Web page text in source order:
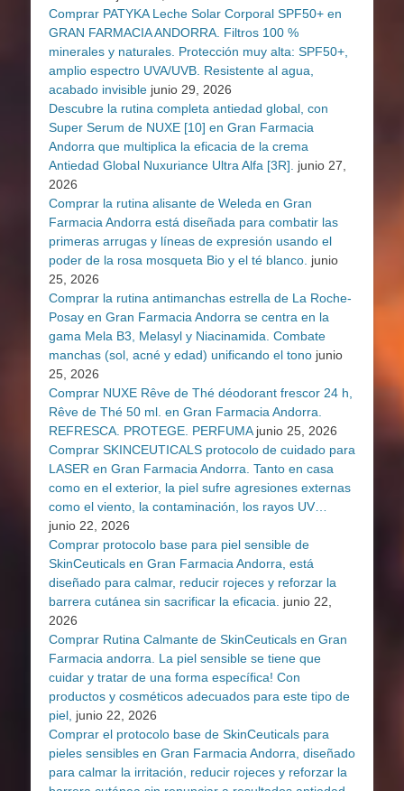
Comprar PATYKA Leche Solar Corporal SPF50+ en
GRAN FARMACIA ANDORRA. Filtros 100 %
minerales y naturales. Protección muy alta: SPF50+,
amplio espectro UVA/UVB. Resistente al agua,
acabado invisible junio 29, 2026
Descubre la rutina completa antiedad global, con
Super Serum de NUXE [10] en Gran Farmacia
Andorra que multiplica la eficacia de la crema
Antiedad Global Nuxuriance Ultra Alfa [3R].
junio 27,
2026
Comprar la rutina alisante de Weleda en Gran
Farmacia Andorra está diseñada para combatir las
primeras arrugas y líneas de expresión usando el
poder de la rosa mosqueta Bio y el té blanco. junio
25, 2026
Comprar la rutina antimanchas estrella de La Roche-
Posay en Gran Farmacia Andorra se centra en la
gama Mela B3, Melasyl y Niacinamida. Combate
manchas (sol, acné y edad) unificando el tono junio
25, 2026
Comprar NUXE Rêve de Thé déodorant frescor 24 h,
Rêve de Thé 50 ml. en Gran Farmacia Andorra.
REFRESCA. PROTEGE. PERFUMA junio 25, 2026
Comprar SKINCEUTICALS protocolo de cuidado para
LASER en Gran Farmacia Andorra. Tanto en casa
como en el exterior, la piel sufre agresiones externas
como el viento, la contaminación, los rayos UV…
junio 22, 2026
Comprar protocolo base para piel sensible de
SkinCeuticals en Gran Farmacia Andorra, está
diseñado para calmar, reducir rojeces y reforzar la
barrera cutánea sin sacrificar la eficacia.
junio 22,
2026
Comprar Rutina Calmante de SkinCeuticals en Gran
Farmacia andorra. La piel sensible se tiene que
cuidar y tratar de una forma específica! Con
productos y cosméticos adecuados para este tipo de
piel, junio 22, 2026
Comprar el protocolo base de SkinCeuticals para
pieles sensibles en Gran Farmacia Andorra, diseñado
para calmar la irritación, reducir rojeces y reforzar la